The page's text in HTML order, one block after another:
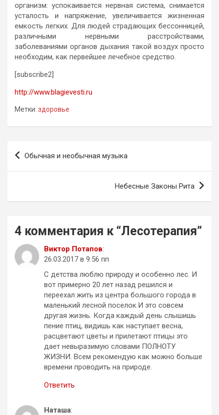
организм: успокаивается нервная система, снимается
усталость и напряжение, увеличивается жизненная
емкость легких. Для людей страдающих бессонницей,
различными нервными расстройствами,
заболеваниями органов дыхания такой воздух просто
необходим, как первейшее лечебное средство.
[subscribe2]
http://www.blagievesti.ru
Метки: здоровье
Навигация
Обычная и необычная музыка
Небесные Законы Рита
4 комментария к “Лесотерапия”
Виктор Потапов:
26.03.2017 в 9:56 пп
С детства люблю природу и особенно лес. И
вот примерно 20 лет назад решился и
переехал жить из центра большого города в
маленький лесной поселок.И это совсем
другая жизнь. Когда каждый день слышишь
пение птиц, видишь как наступает весна,
расцветают цветы и прилетают птицы это
дает невыразимую словами ПОЛНОТУ
ЖИЗНИ. Всем рекомендую как можно больше
времени проводить на природе.
Ответить
Наташа: